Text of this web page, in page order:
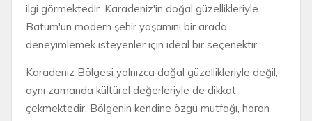
ilgi görmektedir. Karadeniz'in doğal güzellikleriyle
Batum'un modern şehir yaşamını bir arada
deneyimlemek isteyenler için ideal bir seçenektir.
Karadeniz Bölgesi yalnızca doğal güzellikleriyle değil,
aynı zamanda kültürel değerleriyle de dikkat
çekmektedir. Bölgenin kendine özgü mutfağı, horon